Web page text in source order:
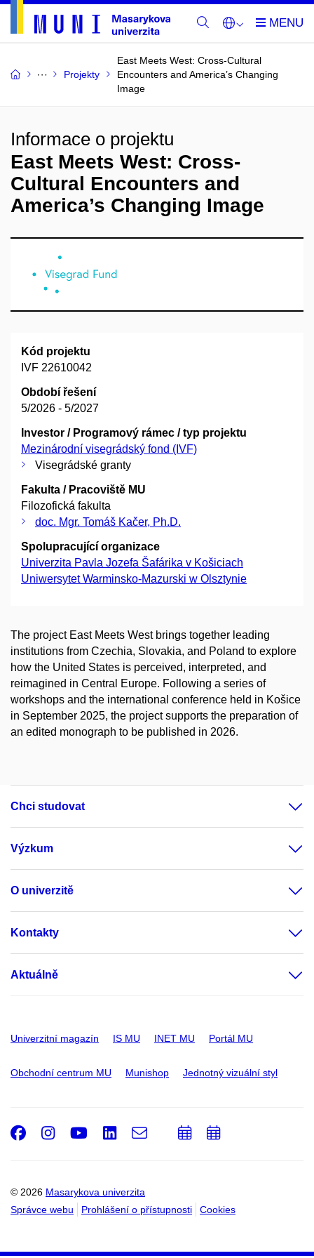
Projekty
East Meets West: Cross-Cultural
Encounters and America’s Changing
Image
Informace o projektu
East Meets West: Cross-
Cultural Encounters and
America’s Changing Image
Kód projektu
IVF 22610042
Období řešení
5/2026 - 5/2027
Investor / Programový rámec / typ projektu
Mezinárodní visegrádský fond (IVF)
Visegrádské granty
Fakulta / Pracoviště MU
Filozofická fakulta
doc. Mgr. Tomáš Kačer, Ph.D.
Spolupracující organizace
Univerzita Pavla Jozefa Šafárika v Košiciach
Uniwersytet Warminsko-Mazurski w Olsztynie
The project East Meets West brings together leading
institutions from Czechia, Slovakia, and Poland to explore
how the United States is perceived, interpreted, and
reimagined in Central Europe. Following a series of
workshops and the international conference held in Košice
in September 2025, the project supports the preparation of
an edited monograph to be published in 2026.
Chci studovat
Výzkum
O univerzitě
Kontakty
Aktuálně
Univerzitní magazín IS MU INET MU Portál MU
Obchodní centrum MU Munishop Jednotný vizuální styl
© 2026 Masarykova univerzita
Správce webu
Prohlášení o přístupnosti Cookies
Facebook
Instagram
Youtube
LinkedIn
e-
PřidatPřidat